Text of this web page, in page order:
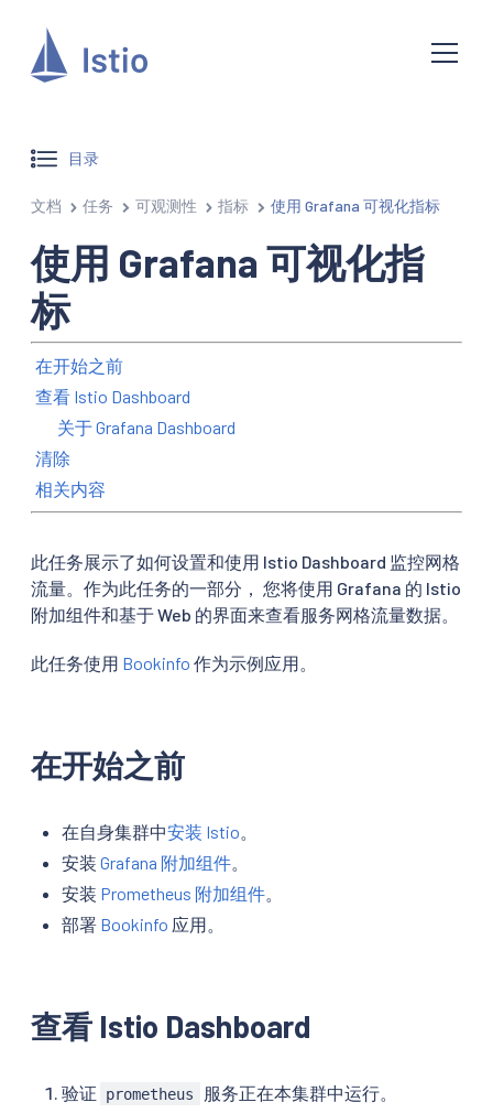
目录
文档 任务 可观测性 指标 使用 Grafana 可视化指标
使用 Grafana 可视化指
标
在开始之前
查看 Istio Dashboard
关于 Grafana Dashboard
清除
相关内容
此任务展示了如何设置和使用 Istio Dashboard 监控网格
流量。作为此任务的一部分， 您将使用 Grafana 的 Istio
附加组件和基于 Web 的界面来查看服务网格流量数据。
此任务使用 Bookinfo 作为示例应用。
在开始之前
在自身集群中安装 Istio
安装 Grafana 附加组件
安装 Prometheus 附加组件
部署 Bookinfo 应用。
查看 Istio Dashboard
验证 prometheus
服务正在本集群中运行。